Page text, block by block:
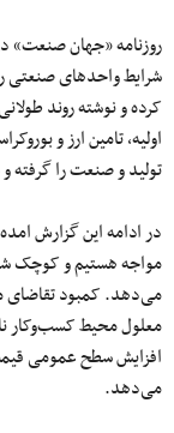
روزنامه «جهان صنعت»
شرایط واحدهای صنعتی
کرده و نوشته روند
اولیه، تامین ارز و
تولید و صنعت را
در ادامه این گزارش
مواجه هستیم و کوچک
می‌دهد. کمبود تقاضای
معلول محیط کسب‌وکار
افزایش سطح عمومی
می‌دهد.